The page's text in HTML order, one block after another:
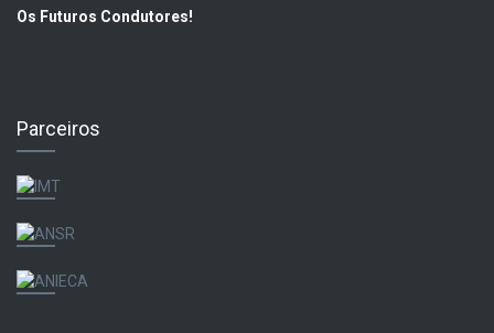
Os Futuros Condutores!
Parceiros